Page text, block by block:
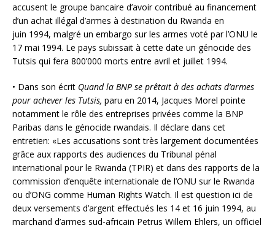
accusent le groupe bancaire d’avoir contribué au financement
d’un achat illégal d’armes à destination du Rwanda en
juin 1994, malgré un embargo sur les armes voté par l’ONU le
17 mai 1994. Le pays subissait à cette date un génocide des
Tutsis qui fera 800’000 morts entre avril et juillet 1994.
• Dans son écrit Quand la BNP se prêtait à des achats d’armes
pour achever les Tutsis, paru en 2014, Jacques Morel pointe
notamment le rôle des entreprises privées comme la BNP
Paribas dans le génocide rwandais. Il déclare dans cet
entretien: «Les accusations sont très largement documentées
grâce aux rapports des audiences du Tribunal pénal
international pour le Rwanda (TPIR) et dans des rapports de la
commission d’enquête internationale de l’ONU sur le Rwanda
ou d’ONG comme Human Rights Watch. Il est question ici de
deux versements d’argent effectués les 14 et 16 juin 1994, au
marchand d’armes sud-africain Petrus Willem Ehlers, un officiel